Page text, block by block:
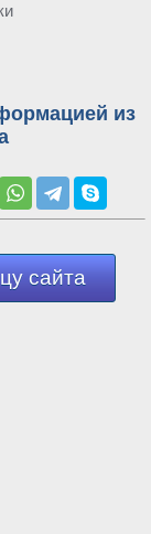
из
сайта